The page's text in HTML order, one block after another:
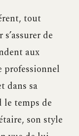
tout
de
aux
professionnel
dans sa
temps de
son style